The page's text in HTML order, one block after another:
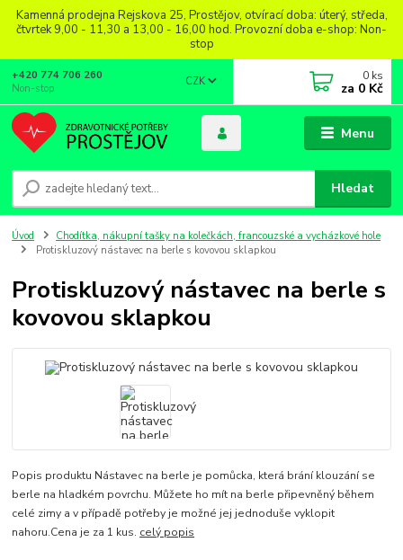
Kamenná prodejna Rejskova 25, Prostějov, otvírací doba: úterý, středa,
čtvrtek 9,00 - 11,30 a 13,00 - 16,00 hod. Provozní doba e-shop: Non-
stop
Menu
CZK
Hledat
+420 774 706 260
Non-stop
0 ks
za 0 Kč
Úvod
Chodítka, nákupní tašky na kolečkách, francouzské a vycházkové hole
Protiskluzový nástavec na berle s kovovou sklapkou
Protiskluzový nástavec na berle s
kovovou sklapkou
Popis produktu Nástavec na berle je pomůcka, která brání klouzání se
berle na hladkém povrchu. Můžete ho mít na berle připevněný během
celé zimy a v případě potřeby je možné jej jednoduše vyklopit
nahoru.Cena je za 1 kus. celý popis